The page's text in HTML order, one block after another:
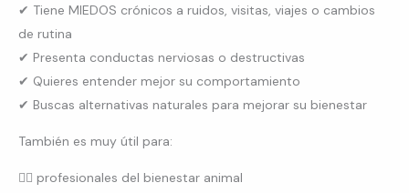
✔ Tiene MIEDOS crónicos a ruidos, visitas, viajes o cambios
de rutina
✔ Presenta conductas nerviosas o destructivas
✔ Quieres entender mejor su comportamiento
✔ Buscas alternativas naturales para mejorar su bienestar
También es muy útil para:
👩‍⚕️ profesionales del bienestar animal